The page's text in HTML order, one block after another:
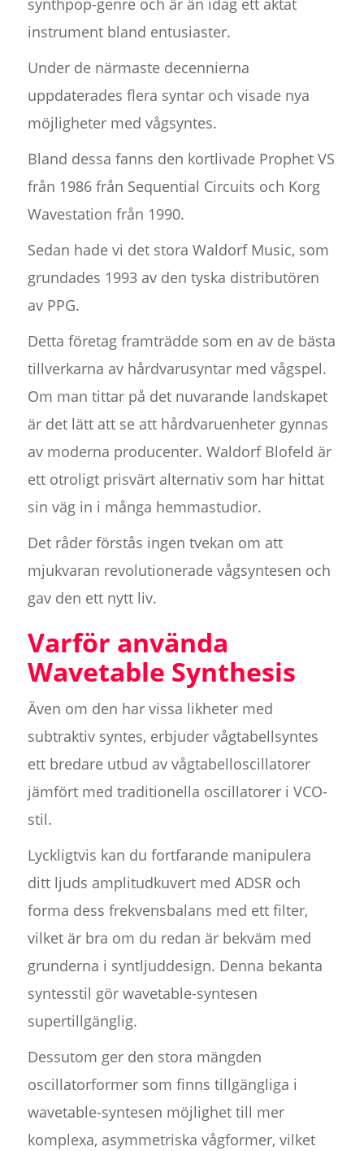
synthpop-genre och är än idag ett aktat
instrument bland entusiaster.
Under de närmaste decennierna
uppdaterades flera syntar och visade nya
möjligheter med vågsyntes.
Bland dessa fanns den kortlivade Prophet VS
från 1986 från Sequential Circuits och Korg
Wavestation från 1990.
Sedan hade vi det stora Waldorf Music, som
grundades 1993 av den tyska distributören
av PPG.
Detta företag framträdde som en av de bästa
tillverkarna av hårdvarusyntar med vågspel.
Om man tittar på det nuvarande landskapet
är det lätt att se att hårdvaruenheter gynnas
av moderna producenter. Waldorf Blofeld är
ett otroligt prisvärt alternativ som har hittat
sin väg in i många hemmastudior.
Det råder förstås ingen tvekan om att
mjukvaran revolutionerade vågsyntesen och
gav den ett nytt liv.
Varför använda
Wavetable Synthesis
Även om den har vissa likheter med
subtraktiv syntes, erbjuder vågtabellsyntes
ett bredare utbud av vågtabelloscillatorer
jämfört med traditionella oscillatorer i VCO-
stil.
Lyckligtvis kan du fortfarande manipulera
ditt ljuds amplitudkuvert med ADSR och
forma dess frekvensbalans med ett filter,
vilket är bra om du redan är bekväm med
grunderna i syntljuddesign. Denna bekanta
syntesstil gör wavetable-syntesen
supertillgänglig.
Dessutom ger den stora mängden
oscillatorformer som finns tillgängliga i
wavetable-syntesen möjlighet till mer
komplexa, asymmetriska vågformer, vilket